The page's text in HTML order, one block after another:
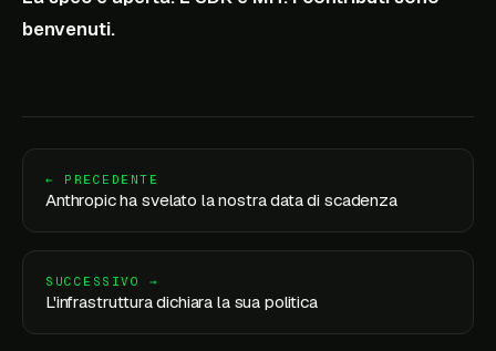
benvenuti.
← PRECEDENTE
Anthropic ha svelato la nostra data di scadenza
SUCCESSIVO →
L'infrastruttura dichiara la sua politica